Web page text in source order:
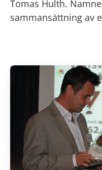
Tomas Hulth.
sammansättning av